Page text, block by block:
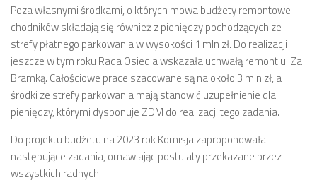
numer 6(16)/2022
numer 4-5(14-15)/2021
numer 2-3(12-13)/2020
numer 1(11)/2020
numer 2-3(10)/2019
numer 1-2(9)/2019
numer 1(8)/2018
numer 2(7)/2017
Poza własnymi środkami, o których mowa budżety remontowe
chodników składają się również z pieniędzy pochodzących ze
strefy płatnego parkowania w wysokości 1 mln zł. Do realizacji
jeszcze w tym roku Rada Osiedla wskazała uchwałą remont ul.Za
Bramką. Całościowe prace szacowane są na około 3 mln zł, a
środki ze strefy parkowania mają stanowić uzupełnienie dla
pieniędzy, którymi dysponuje ZDM do realizacji tego zadania.
Do projektu budżetu na 2023 rok Komisja zaproponowała
następujące zadania, omawiając postulaty przekazane przez
wszystkich radnych: